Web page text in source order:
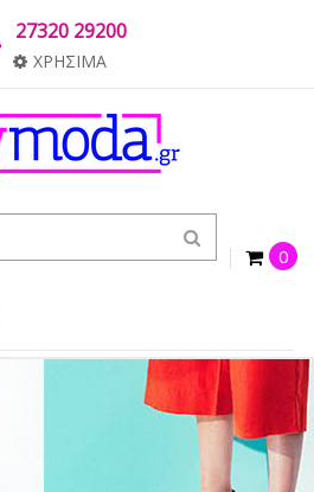
27320 29200
ΧΡΗΣΙΜΑ
0